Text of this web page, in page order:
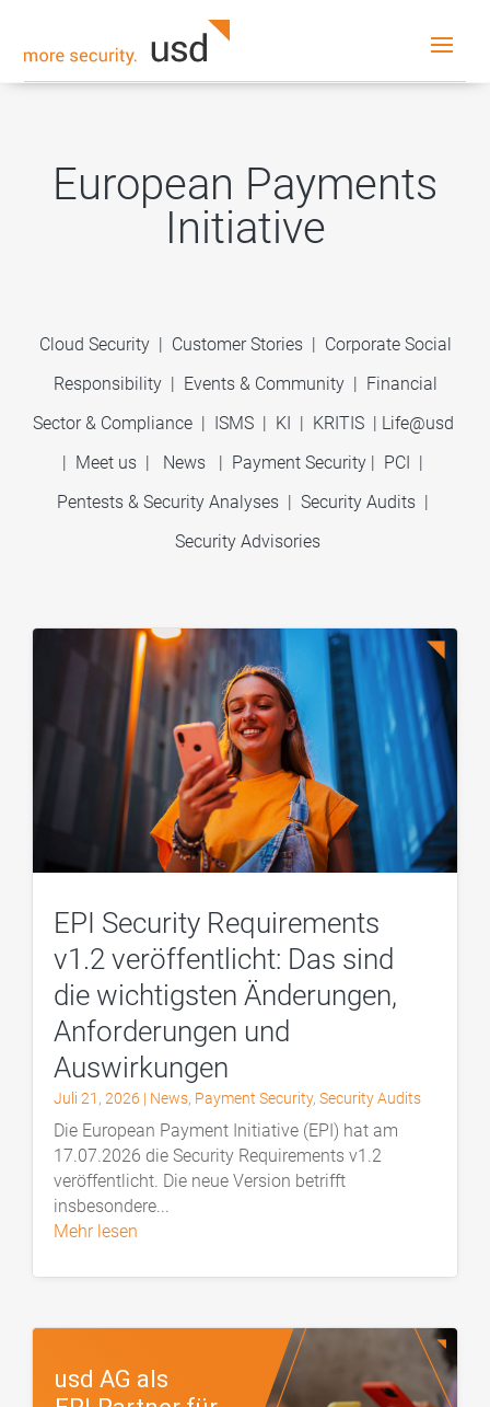
European Payments
Initiative
Cloud Security | Customer Stories| Corporate Social
Responsibility| Events & Community | Financial
Sector & Compliance| ISMS| KI | KRITIS| Life@usd
| Meet us | News | Payment Security | PCI |
Pentests & Security Analyses | Security Audits |
Security Advisories
EPI Security Requirements
v1.2 veröffentlicht: Das sind
die wichtigsten Änderungen,
Anforderungen und
Auswirkungen
Juli 21, 2026 | News, Payment Security,Security Audits
Die European Payment Initiative (EPI) hat am
17.07.2026 die Security Requirements v1.2
veröffentlicht. Die neue Version betrifft
insbesondere...
mehr lesen